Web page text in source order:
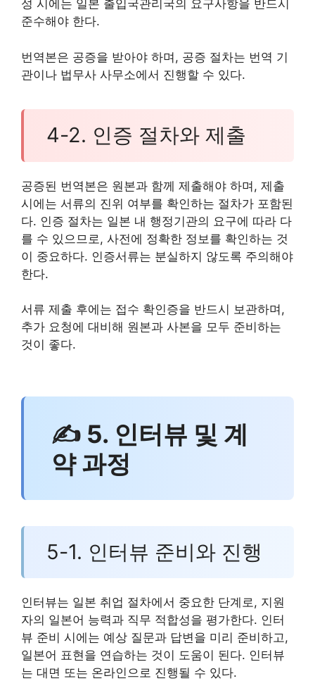
성 시에는 일본 출입국관리국의 요구사항을 반드시
준수해야 한다.
번역본은 공증을 받아야 하며, 공증 절차는 번역 기
관이나 법무사 사무소에서 진행할 수 있다.
4-2. 인증 절차와 제출
공증된 번역본은 원본과 함께 제출해야 하며, 제출
시에는 서류의 진위 여부를 확인하는 절차가 포함된
다. 인증 절차는 일본 내 행정기관의 요구에 따라 다
를 수 있으므로, 사전에 정확한 정보를 확인하는 것
이 중요하다. 인증서류는 분실하지 않도록 주의해야
한다.
서류 제출 후에는 접수 확인증을 반드시 보관하며,
추가 요청에 대비해 원본과 사본을 모두 준비하는
것이 좋다.
✍ 5. 인터뷰 및 계
약 과정
5-1. 인터뷰 준비와 진행
인터뷰는 일본 취업 절차에서 중요한 단계로, 지원
자의 일본어 능력과 직무 적합성을 평가한다. 인터
뷰 준비 시에는 예상 질문과 답변을 미리 준비하고,
일본어 표현을 연습하는 것이 도움이 된다. 인터뷰
는 대면 또는 온라인으로 진행될 수 있다.